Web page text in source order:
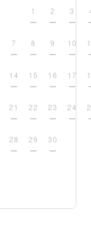
1 2 3
7 8 9 10
14 15 16 17
21 22 23 24
28 29 30